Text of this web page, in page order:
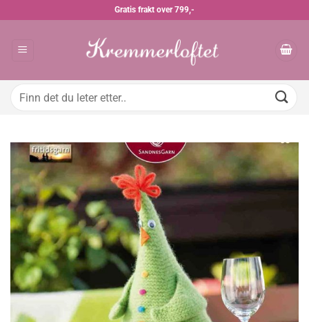
Gratis frakt over 799,-
Søk